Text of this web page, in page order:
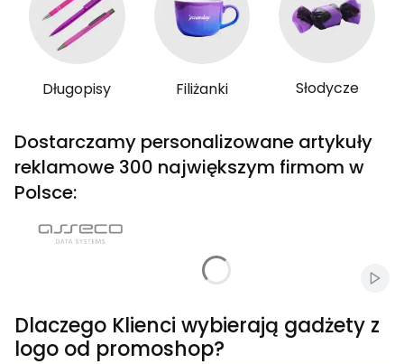
Długopisy Filiżanki Słodycze
Dostarczamy personalizowane artykuły
reklamowe 300 największym firmom w
Polsce:
Dlaczego Klienci wybierają gadżety z
logo od promoshop?